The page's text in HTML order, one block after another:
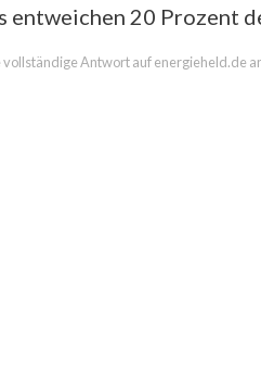
entweichen 20 Prozent
vollständige Antwort auf energieheld.de